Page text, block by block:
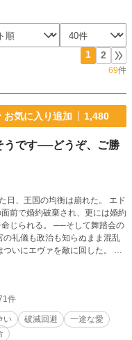
1 2
69件
お気に入り追加 1,480
うです──どうぞ、ご勝
王国の均衡は崩れた。 エド
前で婚約破棄され、更には婚約
そして舞踏会の
礼儀も政治も知らぬまま混乱
にエヴァを敵に回した。 王
い
た。 「３ヶ月以内
件
い 破滅回避
一途な愛